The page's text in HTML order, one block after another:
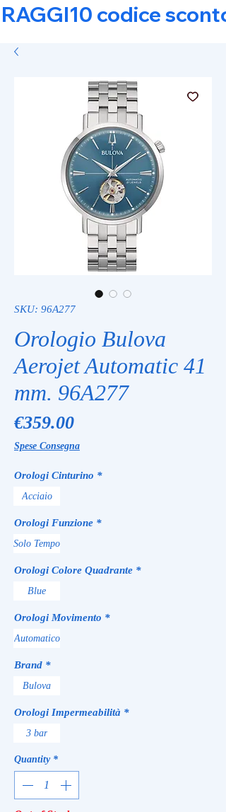
RAGGI10 codice
SKU: 96A277
Orologio Bulova
Aerojet Automatic 41
mm. 96A277
€359.00Price
Spese Consegna
Orologi Cinturino *
Acciaio
Orologi Funzione *
Solo Tempo
Orologi Colore Quadrante *
Blue
Orologi Movimento *
Automatico
Brand *
Bulova
Orologi Impermeabilità *
3 bar
Quantity *